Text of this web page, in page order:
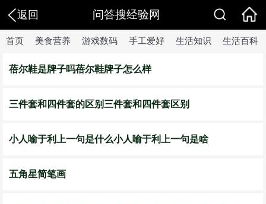
返回 问答搜经验网
首页 美食营养 游戏数码 手工爱好 生活知识 生活百科
蓓尔鞋是牌子吗蓓尔鞋牌子怎么样
三件套和四件套的区别三件套和四件套区别
小人喻于利上一句是什么小人喻于利上一句是啥
五角星简笔画